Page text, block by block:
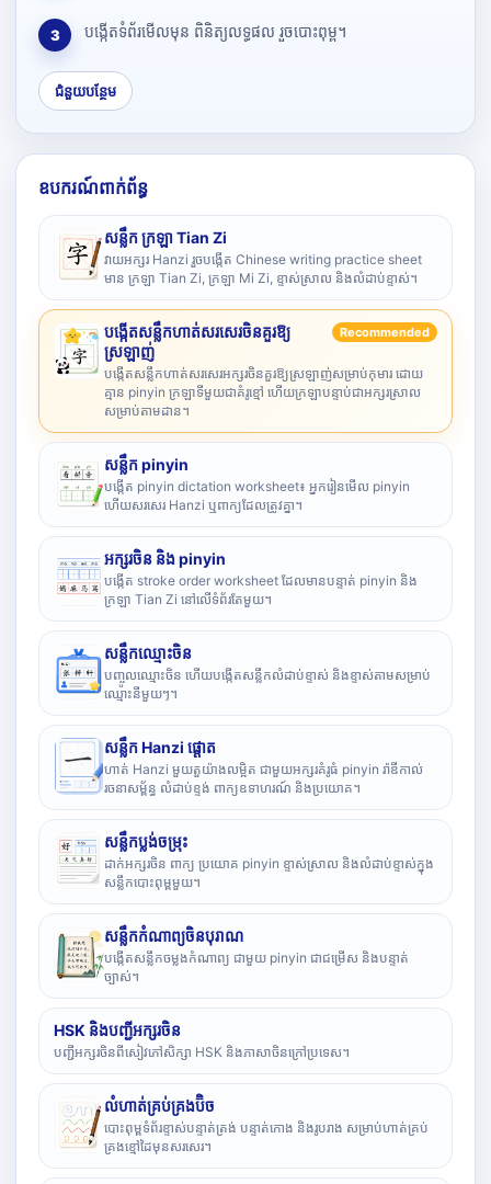
3 បង្កើតទំព័រមើលមុន ពិនិត្យលទ្ធផល រួចបោះពុម្ព។
ជំនួយបន្ថែម
ឧបករណ៍ពាក់ព័ន្ធ
សន្លឹក ក្រឡា Tian Zi
វាយអក្សរ Hanzi រួចបង្កើត Chinese writing practice sheet
មាន ក្រឡា Tian Zi, ក្រឡា Mi Zi, ខ្ទាស់ស្រាល និងលំដាប់ខ្ទាស់។
បង្កើតសន្លឹកហាត់សរសេរចិនគួរឱ្យ
ស្រឡាញ់
Recommended
បង្កើតសន្លឹកហាត់សរសេរអក្សរចិនគួរឱ្យស្រឡាញ់សម្រាប់កុមារ ដោយ
គ្មាន pinyin ក្រឡាទីមួយជាគំរូខ្មៅ ហើយក្រឡាបន្ទាប់ជាអក្សរស្រាល
សម្រាប់តាមដាន។
សន្លឹក pinyin
បង្កើត pinyin dictation worksheet៖ អ្នករៀនមើល pinyin
ហើយសរសេរ Hanzi ឬពាក្យដែលត្រូវគ្នា។
អក្សរចិន និង pinyin
បង្កើត stroke order worksheet ដែលមានបន្ទាត់ pinyin និង
ក្រឡា Tian Zi នៅលើទំព័រតែមួយ។
សន្លឹកឈ្មោះចិន
បញ្ចូលឈ្មោះចិន ហើយបង្កើតសន្លឹកលំដាប់ខ្ទាស់ និងខ្ទាស់តាមសម្រាប់
ឈ្មោះនីមួយៗ។
សន្លឹក Hanzi ផ្តោត
ហាត់ Hanzi មួយតួយ៉ាងលម្អិត ជាមួយអក្សរគំរូធំ pinyin រ៉ាឌីកាល់
រចនាសម្ព័ន្ធ លំដាប់ខ្ទង់ ពាក្យឧទាហរណ៍ និងប្រយោគ។
សន្លឹកប្លង់ចម្រុះ
ដាក់អក្សរចិន ពាក្យ ប្រយោគ pinyin ខ្ទាស់ស្រាល និងលំដាប់ខ្ទាស់ក្នុង
សន្លឹកបោះពុម្ពមួយ។
សន្លឹកកំណាព្យចិនបុរាណ
បង្កើតសន្លឹកចម្លងកំណាព្យ ជាមួយ pinyin ជាជម្រើស និងបន្ទាត់
ច្បាស់។
HSK និងបញ្ជីអក្សរចិន
បញ្ជីអក្សរចិនពីសៀវភៅសិក្សា HSK និងភាសាចិនក្រៅប្រទេស។
លំហាត់គ្រប់គ្រងប៊ិច
បោះពុម្ពទំព័រខ្ទាស់បន្ទាត់ត្រង់ បន្ទាត់កោង និងរូបរាង សម្រាប់ហាត់គ្រប់
គ្រងខ្មៅដៃមុនសរសេរ។